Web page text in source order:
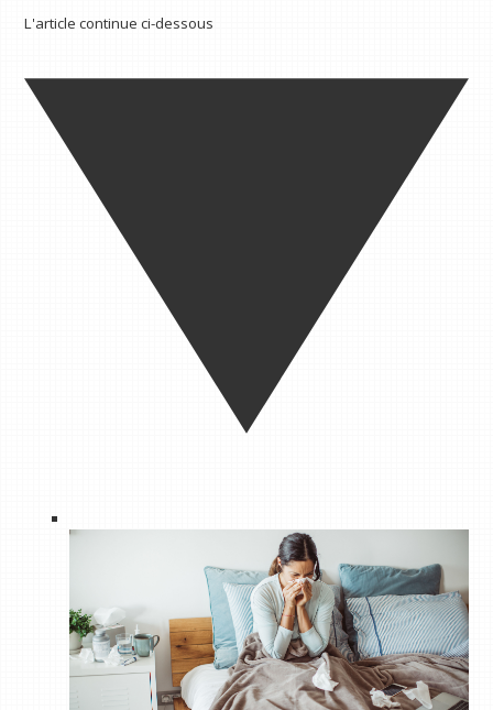
L'article continue ci-dessous